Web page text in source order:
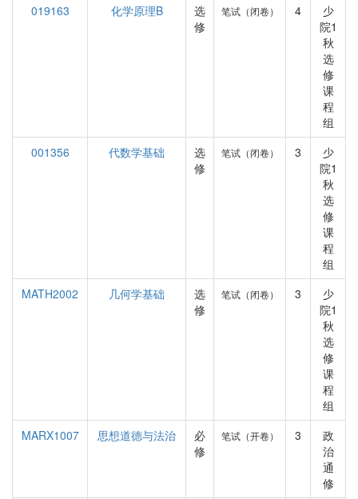
019163
化学原理B
选
修
笔试（闭卷） 4
少
院1
秋
选
修
课
程
组
001356
代数学基础
选
修
笔试（闭卷） 3
少
院1
秋
选
修
课
程
组
MATH2002
几何学基础
选
修
笔试（闭卷） 3
少
院1
秋
选
修
课
程
组
MARX1007
思想道德与法治
必
修
笔试（开卷） 3
政
治
通
修